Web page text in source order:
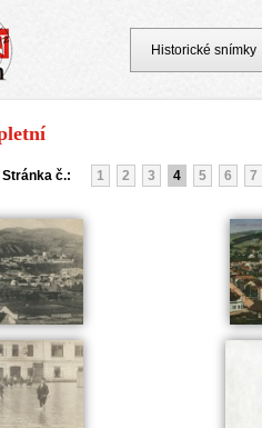
Stránka č.: 1 2 3 4 5 6 7
Historické snímky